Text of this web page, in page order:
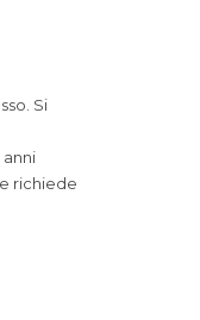
Si
richiede